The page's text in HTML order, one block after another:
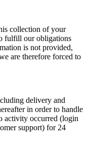
collection of your
fulfill our obligations
is not provided,
are therefore forced to
delivery and
in order to handle
activity occurred (login
support) for 24